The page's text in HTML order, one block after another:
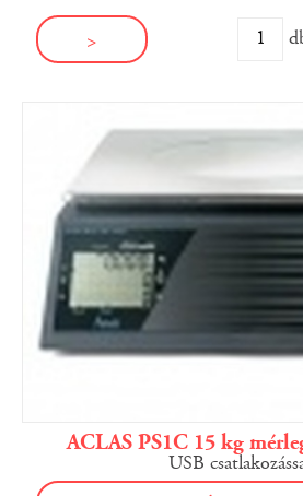
>
ACLAS PS1C 15 kg
USB